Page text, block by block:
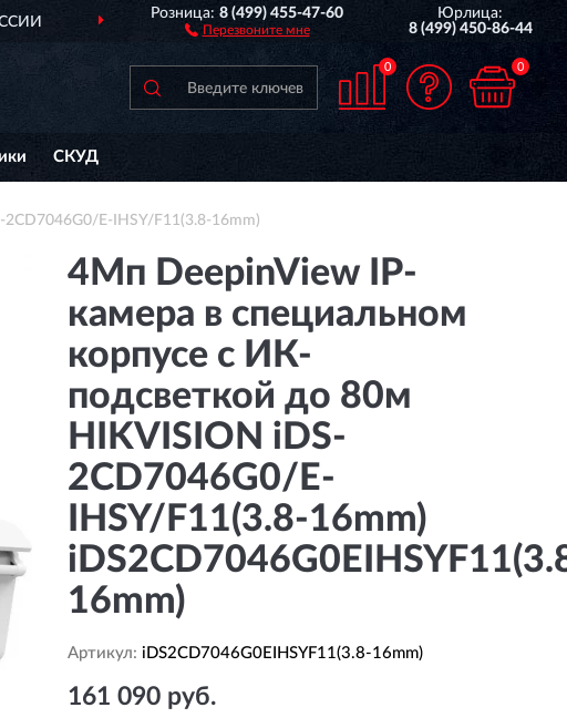
ДОСТАВИМ ПО ВСЕЙ РОССИИ
Розница:8 (499) 455-47-60
Перезвоните мне
Юрлица:
8 (499) 450-86-44
0 0
СКУД
E-IHSY/F11(3.8-16mm)
4Мп DeepinView IP-
камера в специальном
корпусе с ИК-
подсветкой до 80м
HIKVISION iDS-
2CD7046G0/E-
IHSY/F11(3.8-16mm)
16mm)
Артикул: iDS2CD7046G0EIHSYF11(3.8-16mm)
161 090 руб.